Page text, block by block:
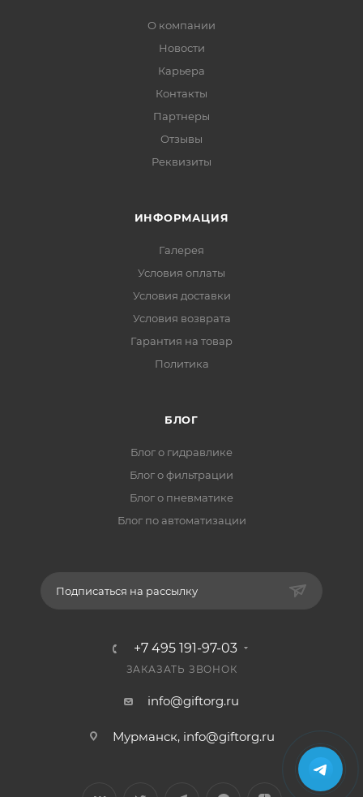
О компании
Новости
Карьера
Контакты
Партнеры
Отзывы
Реквизиты
ИНФОРМАЦИЯ
Галерея
Условия оплаты
Условия доставки
Условия возврата
Гарантия на товар
Политика
БЛОГ
Блог о гидравлике
Блог о фильтрации
Блог о пневматике
Блог по автоматизации
Подписаться на рассылку
+7 495 191-97-03
ЗАКАЗАТЬ ЗВОНОК
info@giftorg.ru
Мурманск, info@giftorg.ru